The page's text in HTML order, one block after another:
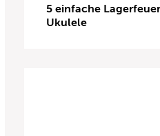
5 einfache
Ukulele